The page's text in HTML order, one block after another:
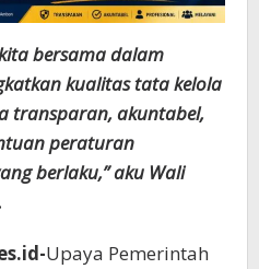
bersama dalam
kualitas tata kelola
transparan, akuntabel,
peraturan
berlaku,” aku Wali
Upaya Pemerintah